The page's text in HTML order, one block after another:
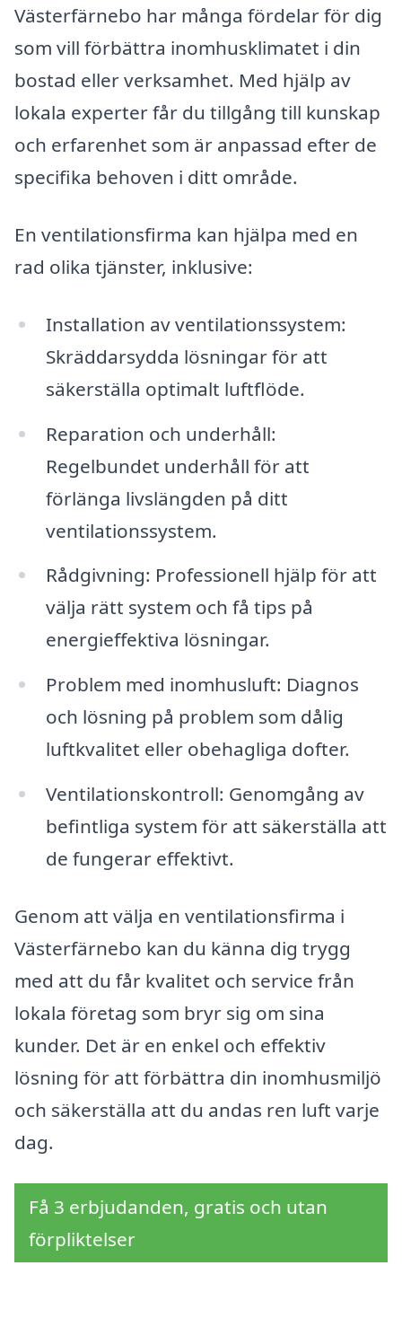
Västerfärnebo har många fördelar för dig
som vill förbättra inomhusklimatet i din
bostad eller verksamhet. Med hjälp av
lokala experter får du tillgång till kunskap
och erfarenhet som är anpassad efter de
specifika behoven i ditt område.
En ventilationsfirma kan hjälpa med en
rad olika tjänster, inklusive:
Installation av ventilationssystem:
Skräddarsydda lösningar för att
säkerställa optimalt luftflöde.
Reparation och underhåll:
Regelbundet underhåll för att
förlänga livslängden på ditt
ventilationssystem.
Rådgivning: Professionell hjälp för att
välja rätt system och få tips på
energieffektiva lösningar.
Problem med inomhusluft: Diagnos
och lösning på problem som dålig
luftkvalitet eller obehagliga dofter.
Ventilationskontroll: Genomgång av
befintliga system för att säkerställa att
de fungerar effektivt.
Genom att välja en ventilationsfirma i
Västerfärnebo kan du känna dig trygg
med att du får kvalitet och service från
lokala företag som bryr sig om sina
kunder. Det är en enkel och effektiv
lösning för att förbättra din inomhusmiljö
och säkerställa att du andas ren luft varje
dag.
Få 3 erbjudanden, gratis och utan
förpliktelser